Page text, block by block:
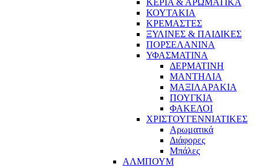
ΚΟΥΤΑΚΙΑ
ΚΡΕΜΑΣΤΕΣ
ΞΥΛΙΝΕΣ & ΠΑΙΔΙΚΕΣ
ΠΟΡΣΕΛΑΝΙΝΑ
ΥΦΑΣΜΑΤΙΝA
ΔΕΡΜΑΤΙΝΗ
ΜΑΝΤΗΛΙΑ
ΜΑΞΙΛΑΡΑΚΙΑ
ΠΟΥΓΚΙΑ
ΦΑΚΕΛΟΙ
ΧΡΙΣΤΟΥΓΕΝΝΙΑΤΙΚΕΣ
Αρωματικά
Διάφορες
Μπάλες
ΑΛΜΠΟΥΜ